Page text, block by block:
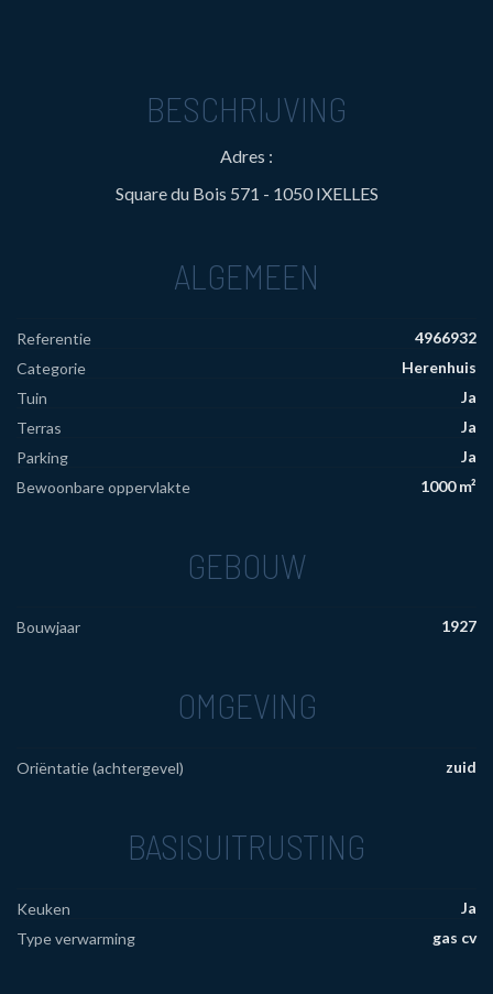
BESCHRIJVING
Adres :
Square du Bois 571 - 1050 IXELLES
ALGEMEEN
Referentie
4966932
Categorie
Herenhuis
Tuin
Ja
Terras
Ja
Parking
Ja
Bewoonbare oppervlakte
1000 m²
GEBOUW
Bouwjaar 1927
OMGEVING
Oriëntatie (achtergevel) zuid
BASISUITRUSTING
Keuken
Ja
Type verwarming
gas cv